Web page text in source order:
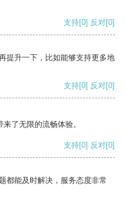
支持[0] 反对[0]
提升一下，比如能够支持更多地
支持[0] 反对[0]
了无限的流畅体验。
支持[0] 反对[0]
都能及时解决，服务态度非常